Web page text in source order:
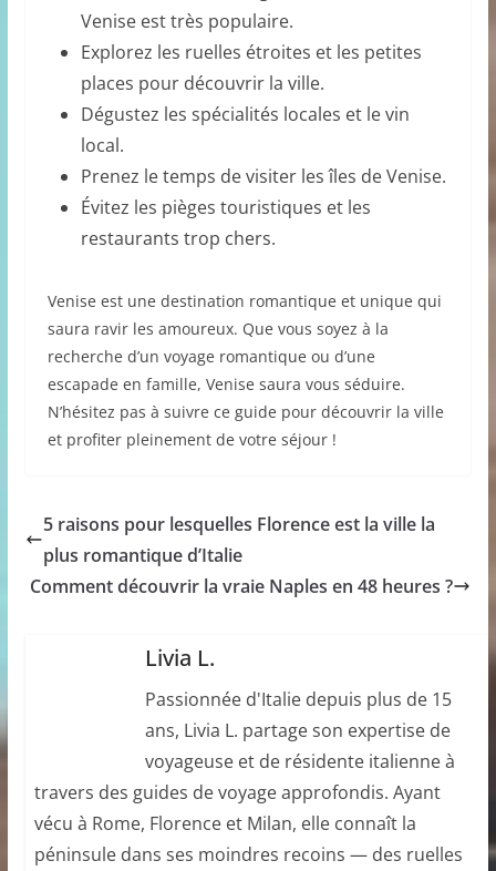
Venise est très populaire.
Explorez les ruelles étroites et les petites
places pour découvrir la ville.
Dégustez les spécialités locales et le vin
local.
Prenez le temps de visiter les îles de Venise.
Évitez les pièges touristiques et les
restaurants trop chers.
Venise est une destination romantique et unique qui
saura ravir les amoureux. Que vous soyez à la
recherche d’un voyage romantique ou d’une
escapade en famille, Venise saura vous séduire.
N’hésitez pas à suivre ce guide pour découvrir la ville
et profiter pleinement de votre séjour !
5 raisons pour lesquelles Florence est la ville la
plus romantique d’Italie
Comment découvrir la vraie Naples en 48 heures ?
Livia L.
Passionnée d'Italie depuis plus de 15
ans, Livia L. partage son expertise de
voyageuse et de résidente italienne à
travers des guides de voyage approfondis. Ayant
vécu à Rome, Florence et Milan, elle connaît la
péninsule dans ses moindres recoins — des ruelles